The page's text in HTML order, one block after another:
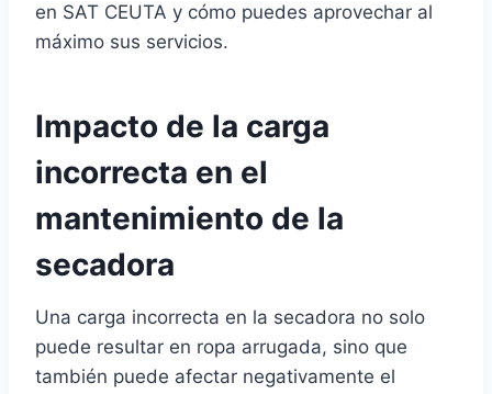
en SAT CEUTA y cómo puedes aprovechar al
máximo sus servicios.
Impacto de la carga
incorrecta en el
mantenimiento de la
secadora
Una carga incorrecta en la secadora no solo
puede resultar en ropa arrugada, sino que
también puede afectar negativamente el